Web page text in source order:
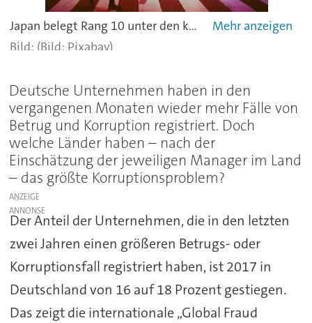
Japan belegt Rang 10 unter den korruptesten Ländern der Welt.
(Bild: Pixabay)
Deutsche Unternehmen haben in den
vergangenen Monaten wieder mehr Fälle von
Betrug und Korruption registriert. Doch
welche Länder haben – nach der
Einschätzung der jeweiligen Manager im Land
– das größte Korruptionsproblem?
ANZEIGE
Der Anteil der Unternehmen, die in den letzten
zwei Jahren einen größeren Betrugs- oder
Korruptionsfall registriert haben, ist 2017 in
Deutschland von 16 auf 18 Prozent gestiegen.
Das zeigt die internationale „Global Fraud